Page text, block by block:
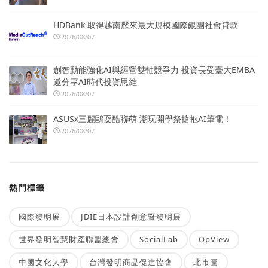
HDBank 取得越南歷來最大規模國際銀團社會貸款
2026/08/07
創智動能強化AI與經營雙軸競爭力 投資長受臺大EMBA
邀分享AI時代投資思維
2026/08/07
ASUSx三麗鷗耍酷聯萌 潮玩開學祭搶抱AI筆電！
2026/08/07
熱門標籤
國際發明展 JDIE日本設計創意暨發明展
世界發明智慧財產聯盟總會 SocialLab OpView
中國文化大學 台灣發明商品促進協會 北市圖